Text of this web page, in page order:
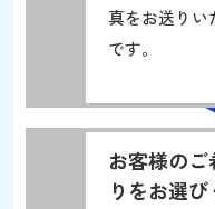
真をお送りい
です。
お客様の
りをお選